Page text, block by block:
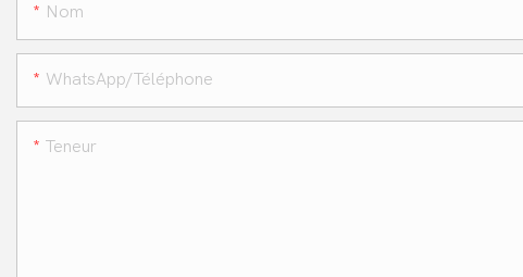
Nom
WhatsApp/téléphone
Teneur